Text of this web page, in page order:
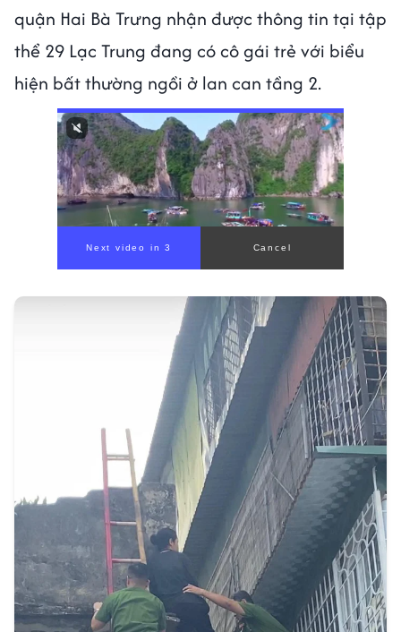
quận Hai Bà Trưng nhận được thông tin tại tập
thể 29 Lạc Trung đang có cô gái trẻ với biểu
hiện bất thường ngồi ở lan can tầng 2.